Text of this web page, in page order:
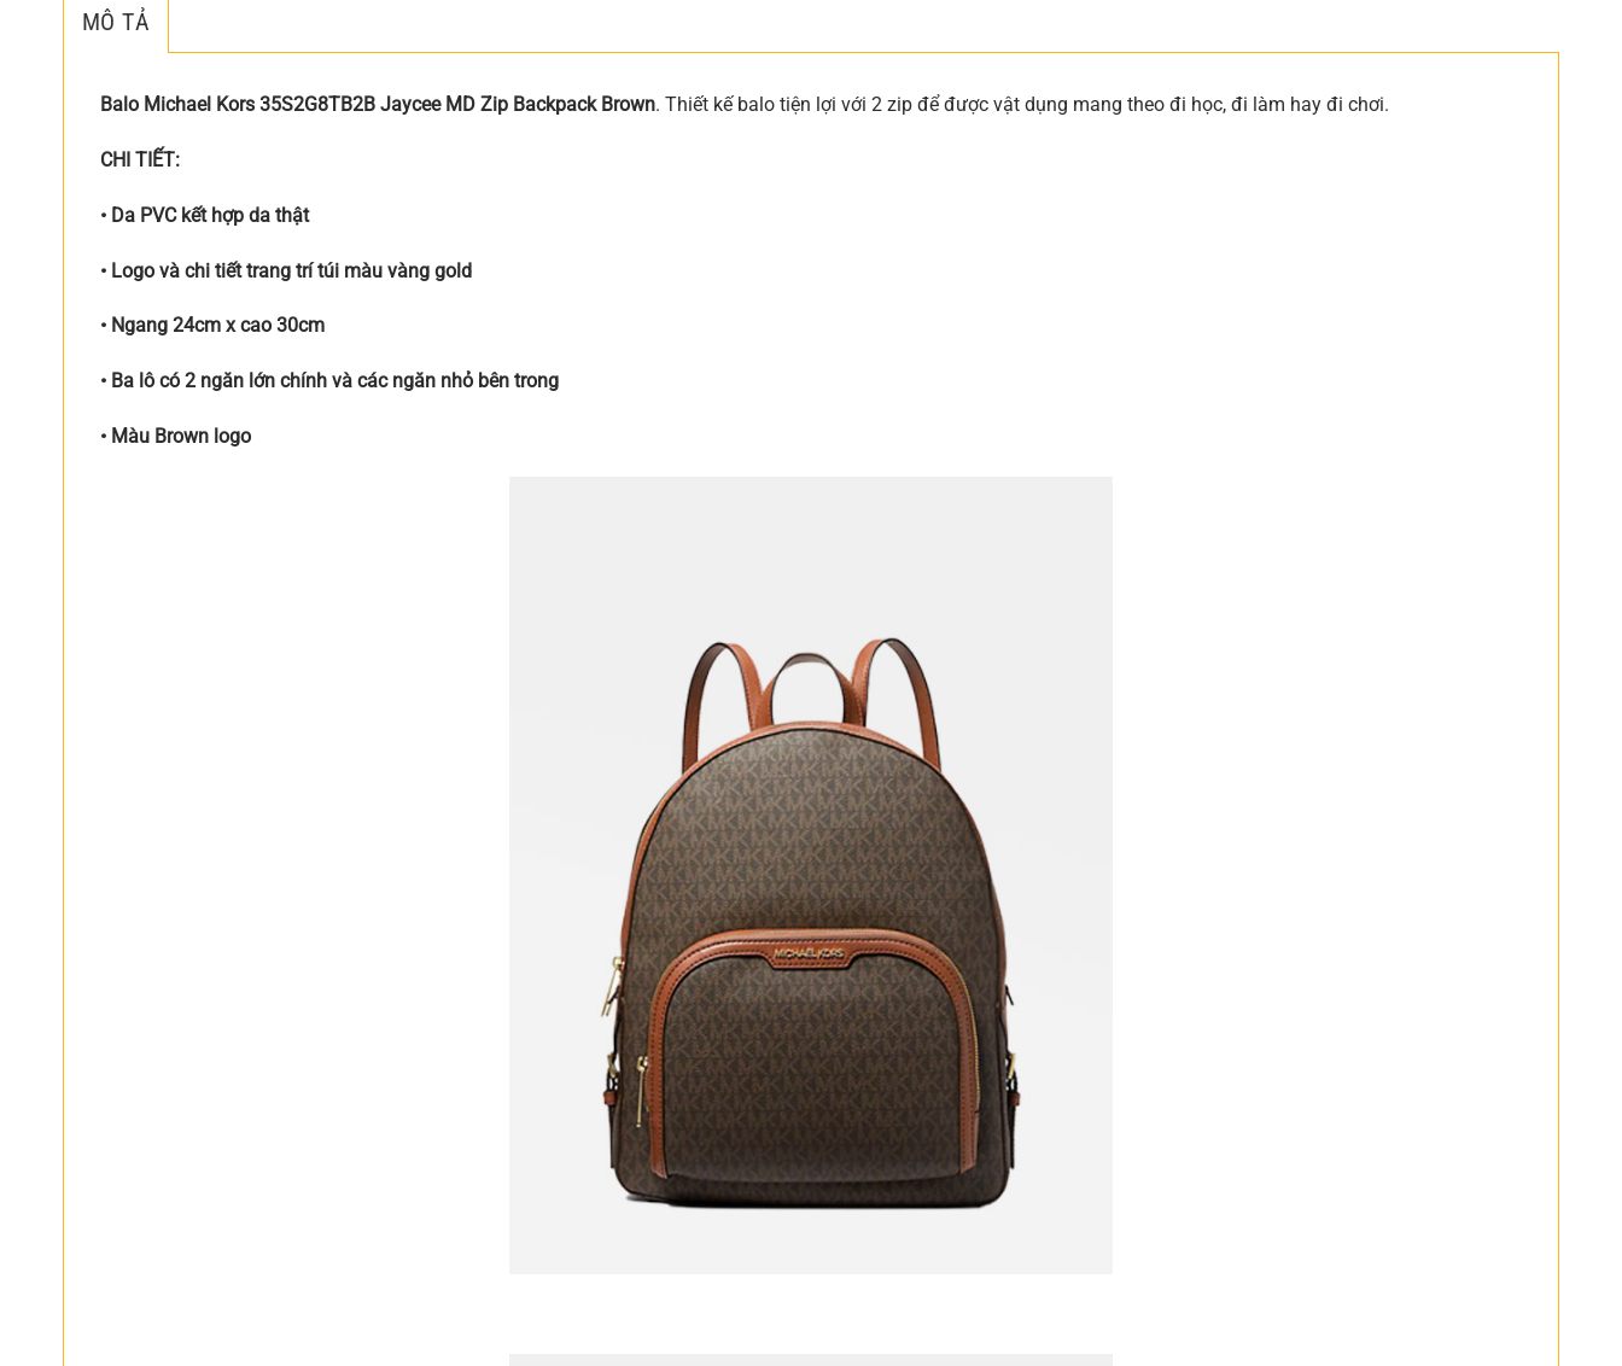
MÔ TẢ
Balo Michael Kors 35S2G8TB2B Jaycee MD Zip Backpack Brown. Thiết kế balo tiện lợi với 2 zip để được vật dụng mang theo đi học, đi làm hay đi chơi.
CHI TIẾT:
• Da PVC kết hợp da thật
• Logo và chi tiết trang trí túi màu vàng gold
• Ngang 24cm x cao 30cm
• Ba lô có 2 ngăn lớn chính và các ngăn nhỏ bên trong
• Màu Brown logo